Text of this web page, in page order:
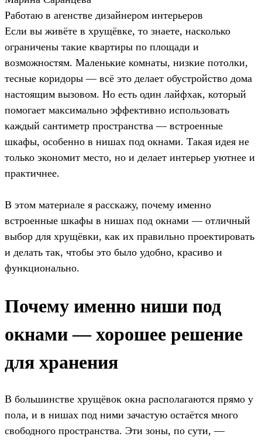
Работаю в агенстве дизайнером интерьеров
Если вы живёте в хрущёвке, то знаете, насколько
ограничены такие квартиры по площади и
возможностям. Маленькие комнаты, низкие потолки,
тесные коридоры — всё это делает обустройство дома
настоящим вызовом. Но есть один лайфхак, который
помогает максимально эффективно использовать
каждый сантиметр пространства — встроенные
шкафы, особенно в нишах под окнами. Такая идея не
только экономит место, но и делает интерьер уютнее и
практичнее.
В этом материале я расскажу, почему именно
встроенные шкафы в нишах под окнами — отличный
выбор для хрущёвки, как их правильно проектировать
и делать так, чтобы это было удобно, красиво и
функционально.
Почему именно ниши под
окнами — хорошее решение
для хранения
В большинстве хрущёвок окна располагаются прямо у
пола, и в нишах под ними зачастую остаётся много
свободного пространства. Эти зоны, по сути, —